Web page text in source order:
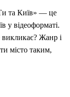
та Київ» — це
у відеоформаті.
викликає? Жанр і
місто таким,